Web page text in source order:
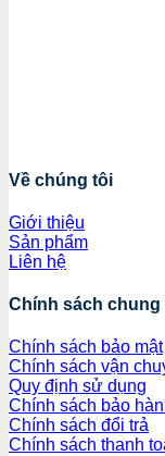
Về chúng tôi
Giới thiệu
Sản phẩm
Liên hệ
Chính sách chung
Chính sách bảo mật
Chính sách vận
Quy định sử dụng
Chính sách bảo
Chính sách đổi trả
Chính sách thanh